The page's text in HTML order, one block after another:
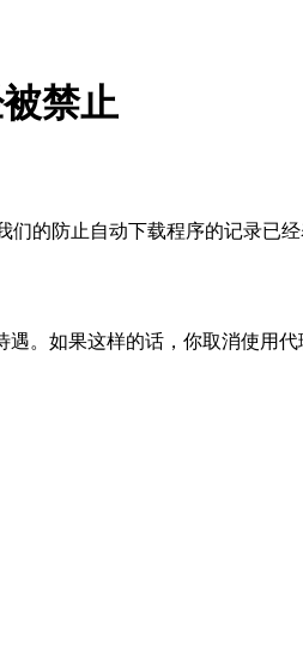
禁止
的防止自动下载程序的记录已
。如果这样的话，你取消使用代